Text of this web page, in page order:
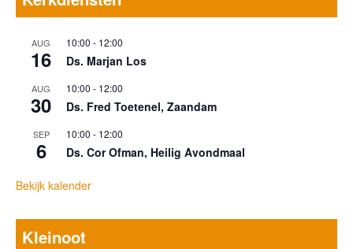
AUG
16
10:00 - 12:00
Ds. Marjan Los
AUG
30
10:00 - 12:00
Ds. Fred Toetenel, Zaandam
SEP
6
10:00 - 12:00
Ds. Cor Ofman, Heilig Avondmaal
Bekijk kalender
Kleinoot